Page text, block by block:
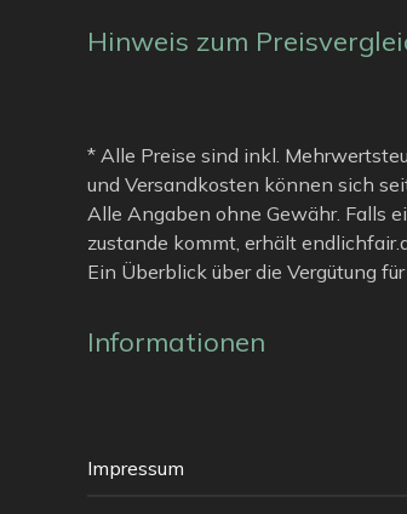
Hinweis zum
* Alle Preise sind inkl.
und Versandkosten können sich
Alle Angaben ohne Gewähr. Falls
zustande kommt, erhält
Ein Überblick über die Vergütung
Informationen
Impressum